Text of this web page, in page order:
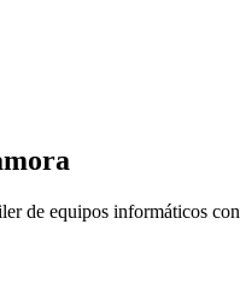
de equipos informáticos